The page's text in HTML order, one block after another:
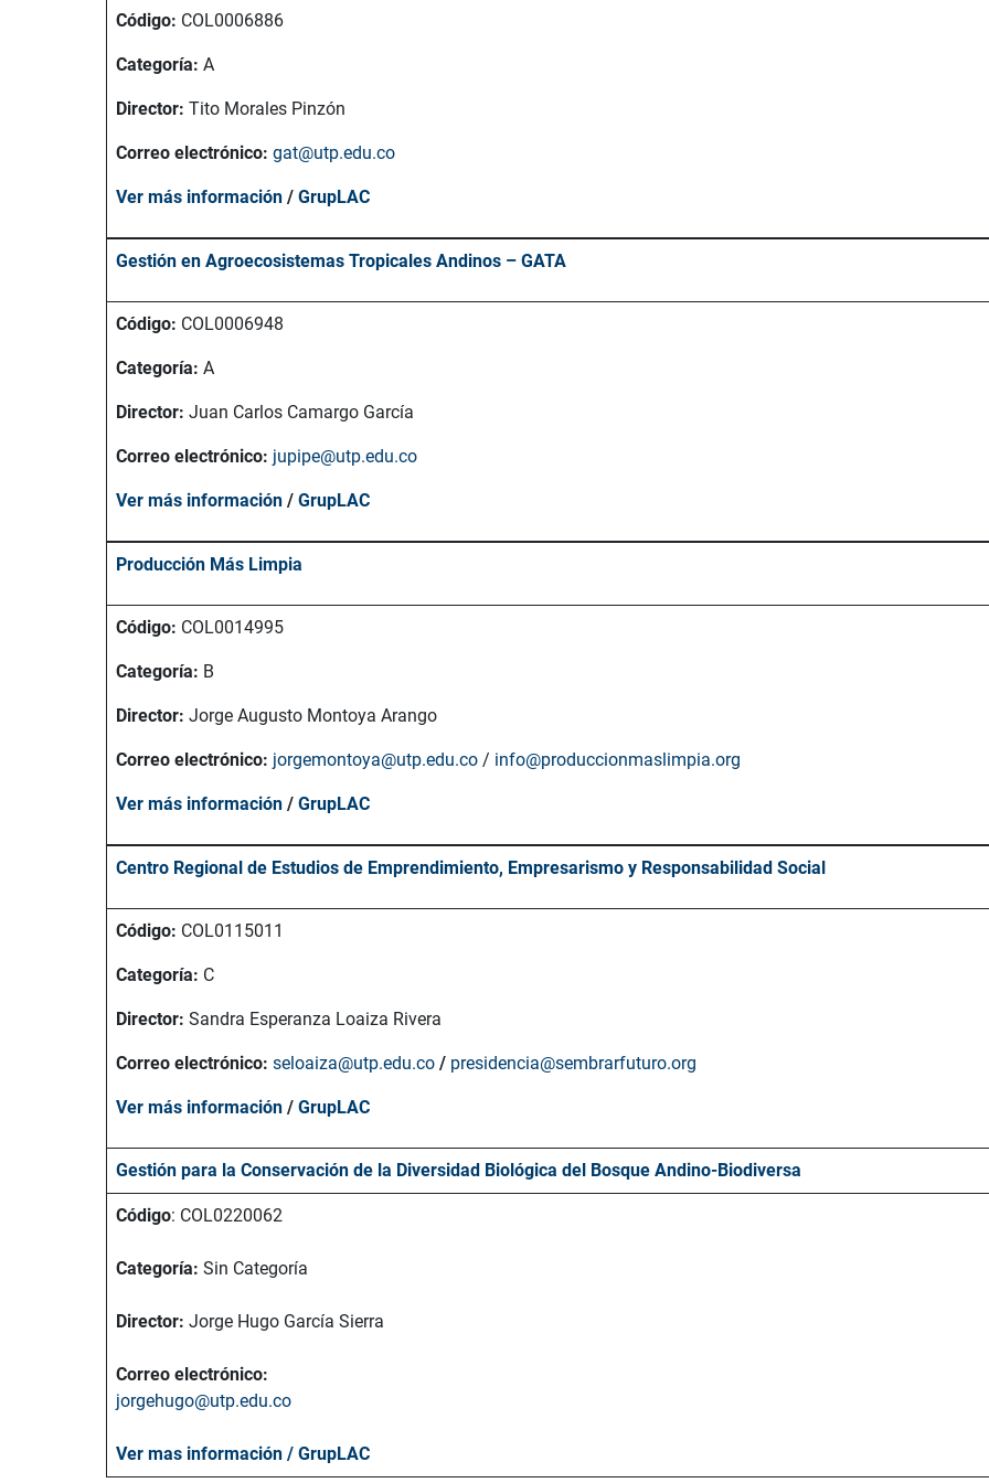
Código: COL0006886
Categoría: A
Director: Tito Morales Pinzón
Correo electrónico: gat@utp.edu.co
Ver más información / GrupLAC
Gestión en Agroecosistemas Tropicales Andinos – GATA
Código: COL0006948
Categoría: A
Director: Juan Carlos Camargo García
Correo electrónico: jupipe@utp.edu.co
Ver más información / GrupLAC
Producción Más Limpia
Código: COL0014995
Categoría: B
Director: Jorge Augusto Montoya Arango
Correo electrónico: jorgemontoya@utp.edu.co / info@produccionmaslimpia.org
Ver más información / GrupLAC
Centro Regional de Estudios de Emprendimiento, Empresarismo y Responsabilidad Social
Código: COL0115011
Categoría: C
Director: Sandra Esperanza Loaiza Rivera
Correo electrónico: seloaiza@utp.edu.co / presidencia@sembrarfuturo.org
Ver más información / GrupLAC
Gestión para la Conservación de la Diversidad Biológica del Bosque Andino-Biodiversa
Código: COL0220062
Categoría: Sin Categoría
Director: Jorge Hugo García Sierra
Correo electrónico:
jorgehugo@utp.edu.co
Ver mas información / GrupLAC